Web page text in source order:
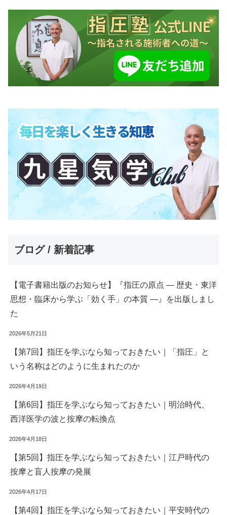
ブログ / 新着記事
【電子書籍出版のお知らせ】『指圧の原点 ― 歴史・東洋
思想・臨床から学ぶ「効く手」の本質 ―』を出版しまし
た
2026年5月21日
【第7回】指圧を学ぶなら知っておきたい｜「指圧」と
いう名称はどのように生まれたのか
2026年4月19日
【第6回】指圧を学ぶなら知っておきたい｜明治時代、
西洋医学の波と按摩の転換点
2026年4月18日
【第5回】指圧を学ぶなら知っておきたい｜江戸時代の
按摩と盲人按摩の発展
2026年4月17日
【第4回】指圧を学ぶなら知っておきたい｜平安時代の